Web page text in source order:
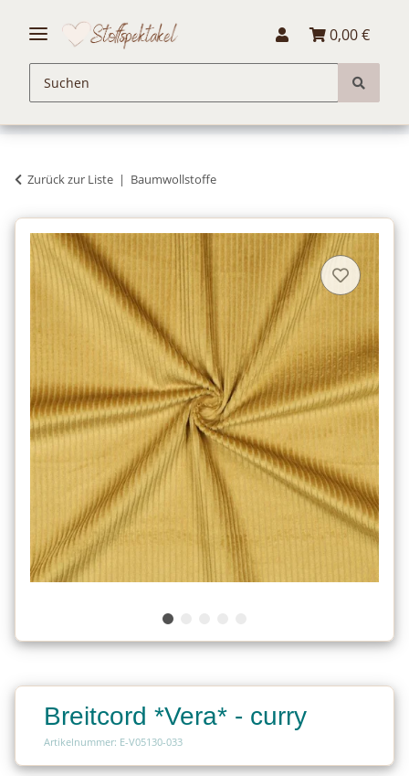
0,00 €
Zurück zur Liste Baumwollstoffe
Breitcord *Vera* - curry
Artikelnummer: E-V05130-033